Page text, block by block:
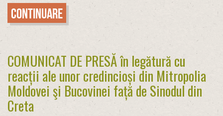
Continuare
COMUNICAT DE PRESĂ în legătură cu
reacții ale unor credincioși din Mitropolia
Moldovei şi Bucovinei față de Sinodul din
Creta